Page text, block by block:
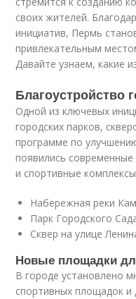
своих жителей.
инициатив, Пермь
привлекательным
Давайте узнаем, какие
Благоустройство
Одной из ключевых
городских парков,
программе по
появились
и спортивные
Набережная реки
Парк Городского
Сквер на улице
Новые площадки
В городе установлено
спортивных площадок и